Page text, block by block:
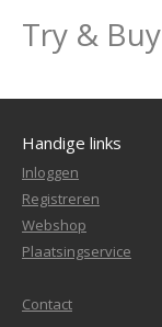
Try & Buy
Handige links
Inloggen
Registreren
Webshop
Plaatsingservice
Contact